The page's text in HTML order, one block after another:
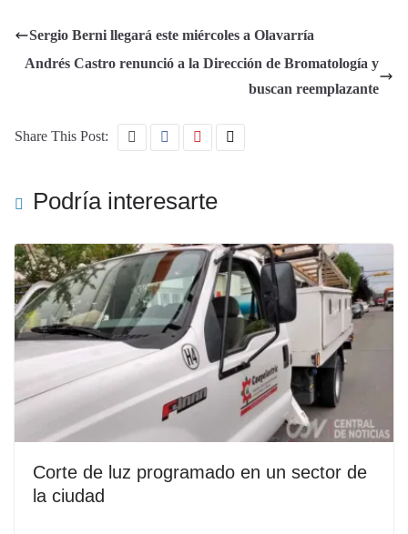
Sergio Berni llegará este miércoles a Olavarría
Andrés Castro renunció a la Dirección de Bromatología y
buscan reemplazante
Share This Post:
Podría interesarte
Corte de luz programado en un sector de
la ciudad